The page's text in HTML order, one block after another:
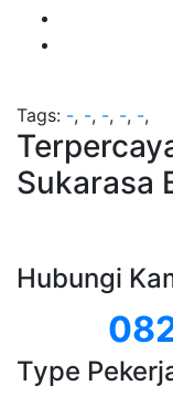
Tags: -, -, -, -, -,
Sukarasa
Hubungi
Type